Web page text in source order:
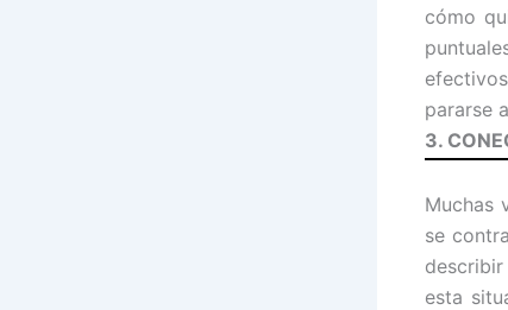
cómo
pararse
3.
Muchas
se
esta